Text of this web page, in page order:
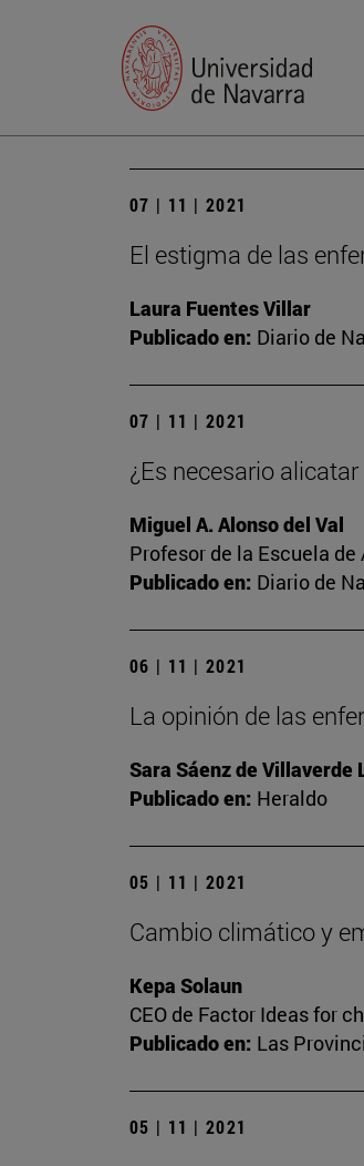
07 | 11 | 2021
El estigma de las
Laura Fuentes Villar
Publicado en: Diario de
07 | 11 | 2021
¿Es necesario
Miguel A. Alonso del Val
Profesor de la Escuela
Publicado en: Diario de
06 | 11 | 2021
La opinión de las
Sara Sáenz de Villaverde
Publicado en: Heraldo
05 | 11 | 2021
Cambio climático y
Kepa Solaun
CEO de Factor Ideas for
Publicado en: Las
05 | 11 | 2021